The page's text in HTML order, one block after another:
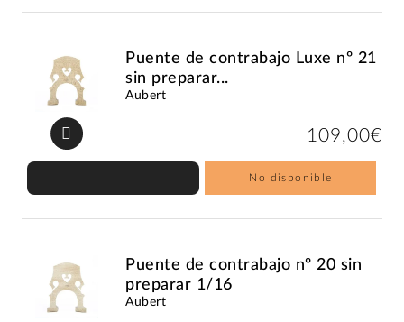
Puente de contrabajo Luxe nº 21
sin preparar...
Aubert
109,00€
No disponible
Puente de contrabajo nº 20 sin
preparar 1/16
Aubert